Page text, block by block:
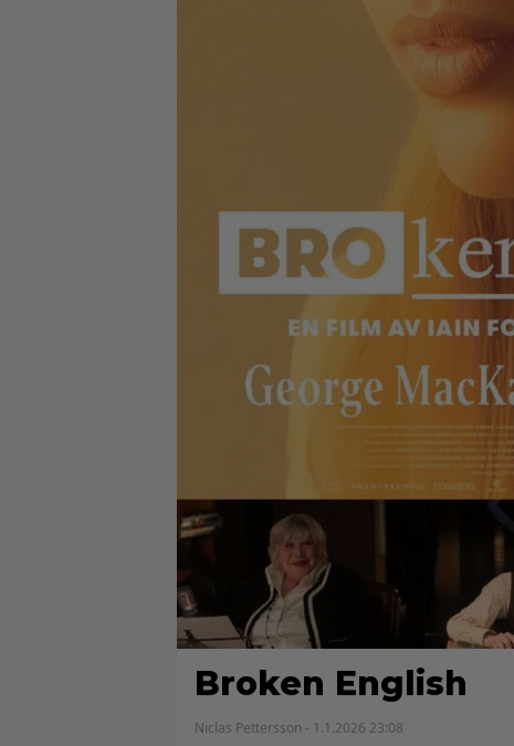
Broken English
Niclas Pettersson - 1.1.2026 23:08